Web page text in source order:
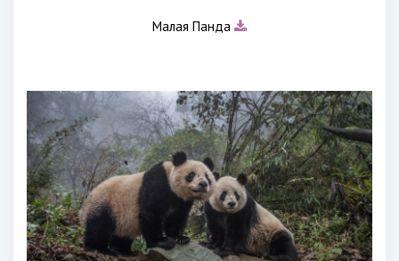
Малая Панда